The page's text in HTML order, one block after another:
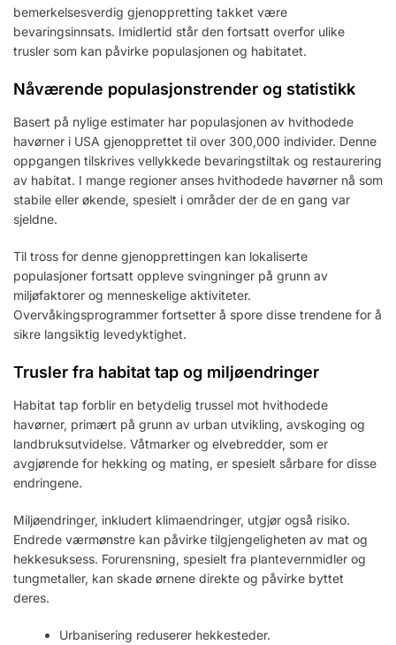
bemerkelsesverdig gjenoppretting takket være
bevaringsinnsats. Imidlertid står den fortsatt overfor ulike
trusler som kan påvirke populasjonen og habitatet.
Nåværende populasjonstrender og statistikk
Basert på nylige estimater har populasjonen av hvithodede
havørner i USA gjenopprettet til over 300,000 individer. Denne
oppgangen tilskrives vellykkede bevaringstiltak og restaurering
av habitat. I mange regioner anses hvithodede havørner nå som
stabile eller økende, spesielt i områder der de en gang var
sjeldne.
Til tross for denne gjenopprettingen kan lokaliserte
populasjoner fortsatt oppleve svingninger på grunn av
miljøfaktorer og menneskelige aktiviteter.
Overvåkingsprogrammer fortsetter å spore disse trendene for å
sikre langsiktig levedyktighet.
Trusler fra habitat tap og miljøendringer
Habitat tap forblir en betydelig trussel mot hvithodede
havørner, primært på grunn av urban utvikling, avskoging og
landbruksutvidelse. Våtmarker og elvebredder, som er
avgjørende for hekking og mating, er spesielt sårbare for disse
endringene.
Miljøendringer, inkludert klimaendringer, utgjør også risiko.
Endrede værmønstre kan påvirke tilgjengeligheten av mat og
hekkesuksess. Forurensning, spesielt fra plantevernmidler og
tungmetaller, kan skade ørnene direkte og påvirke byttet
deres.
Urbanisering reduserer hekkesteder.